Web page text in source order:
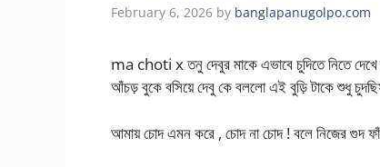
February 6, 2026 by banglapanugolpo.com
ma choti x তনু দেবুর মাকে এভাবে চুদিতে নিতে
আঁচড় বুকে বসিয়ে দেবু কে বললো এই বুড়ি টাকে শুধু
আমায় চোদ এমন করে , চোদ না চোদ ! বলে নিজের গুদ